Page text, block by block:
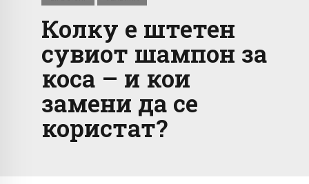
Колку е штетен
сувиот шампон за
коса – и кои
замени да се
користат?